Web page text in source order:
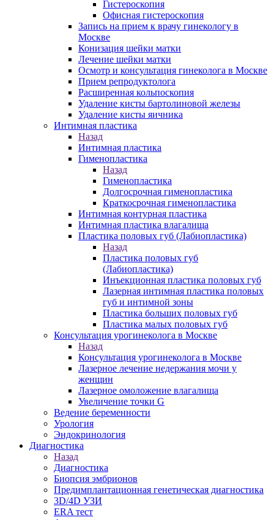
Гистероскопия
Офисная гистероскопия
Запись на прием к врачу гинекологу в
Москве
Конизация шейки матки
Лечение шейки матки
Осмотр и консультация гинеколога в Москве
Прием репродуктолога
Расширенная кольпоскопия
Удаление кисты бартолиновой железы
Удаление кисты яичника
Интимная пластика
Назад
Интимная пластика
Гименопластика
Назад
Гименопластика
Долгосрочная гименопластика
Краткосрочная гименопластика
Интимная контурная пластика
Интимная пластика влагалища
Пластика половых губ (Лабиопластика)
Назад
Пластика половых губ
(Лабиопластика)
Инъекционная пластика половых губ
Лазерная интимная пластика половых
губ и интимной зоны
Пластика больших половых губ
Пластика малых половых губ
Консультация урогинеколога в Москве
Назад
Консультация урогинеколога в Москве
Лазерное лечение недержания мочи у
женщин
Лазерное омоложение влагалища
Увеличение точки G
Ведение беременности
Урология
Эндокринология
Диагностика
Назад
Диагностика
Биопсия эмбрионов
Предимплантационная генетическая диагностика
3D/4D УЗИ
ERA тест